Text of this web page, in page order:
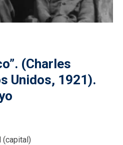
(Charles
Unidos, 1921).
(capital)